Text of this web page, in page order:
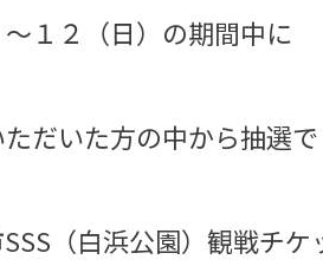
１２（日）の期間中に
だいた方の中から抽選で
（白浜公園）観戦チケ